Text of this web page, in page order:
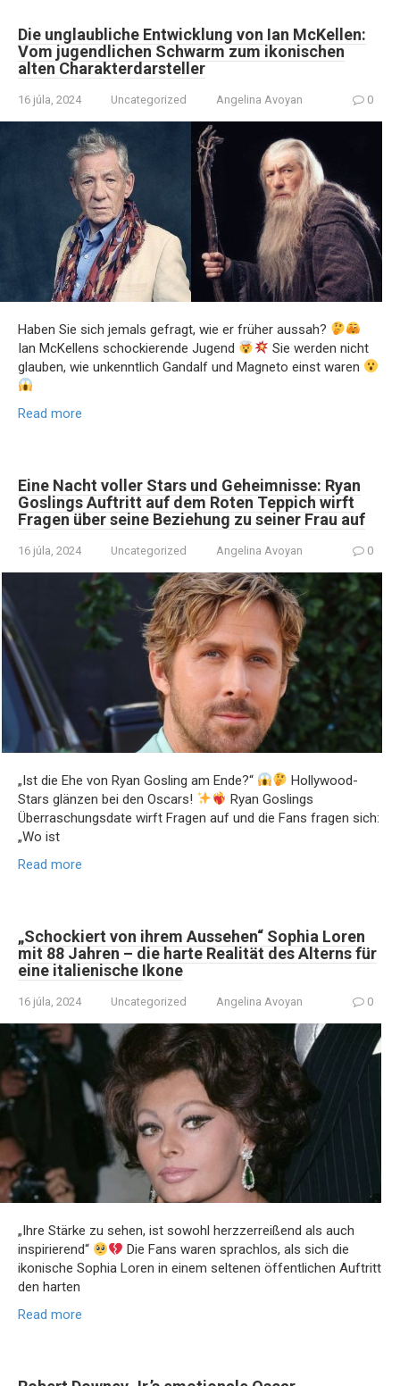
Die unglaubliche Entwicklung von Ian McKellen:
Vom jugendlichen Schwarm zum ikonischen
alten Charakterdarsteller
16 júla, 2024 Uncategorized Angelina Avoyan 0
Haben Sie sich jemals gefragt, wie er früher aussah?
Ian McKellens schockierende Jugend
Sie werden nicht
glauben, wie unkenntlich Gandalf und Magneto einst waren
Read more
Eine Nacht voller Stars und Geheimnisse: Ryan
Goslings Auftritt auf dem Roten Teppich wirft
Fragen über seine Beziehung zu seiner Frau auf
16 júla, 2024 Uncategorized Angelina Avoyan 0
„Ist die Ehe von Ryan Gosling am Ende?“
Hollywood-
Stars glänzen bei den Oscars!
Ryan Goslings
Überraschungsdate wirft Fragen auf und die Fans fragen sich:
„Wo ist
Read more
„Schockiert von ihrem Aussehen“ Sophia Loren
mit 88 Jahren – die harte Realität des Alterns für
eine italienische Ikone
16 júla, 2024 Uncategorized Angelina Avoyan 0
„Ihre Stärke zu sehen, ist sowohl herzzerreißend als auch
inspirierend“
Die Fans waren sprachlos, als sich die
ikonische Sophia Loren in einem seltenen öffentlichen Auftritt
den harten
Read more